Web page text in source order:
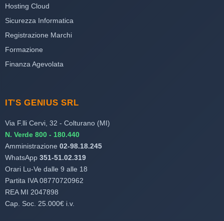
Hosting Cloud
Sicurezza Informatica
Registrazione Marchi
Formazione
Finanza Agevolata
IT'S GENIUS SRL
Via F.lli Cervi, 32 - Colturano (MI)
N. Verde 800 - 180.440
Amministrazione 02-98.18.245
WhatsApp 351-51.02.319
Orari Lu-Ve dalle 9 alle 18
Partita IVA 08770720962
REA MI 2047898
Cap. Soc. 25.000€ i.v.